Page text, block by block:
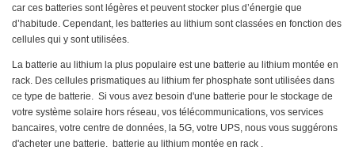
car ces batteries sont légères et peuvent stocker plus d’énergie que
d’habitude. Cependant, les batteries au lithium sont classées en fonction des
cellules qui y sont utilisées.
La batterie au lithium la plus populaire est une batterie au lithium montée en
rack. Des cellules prismatiques au lithium fer phosphate sont utilisées dans
ce type de batterie. Si vous avez besoin d'une batterie pour le stockage de
votre système solaire hors réseau, vos télécommunications, vos services
bancaires, votre centre de données, la 5G, votre UPS, nous vous suggérons
d'acheter une batterie. batterie au lithium montée en rack .